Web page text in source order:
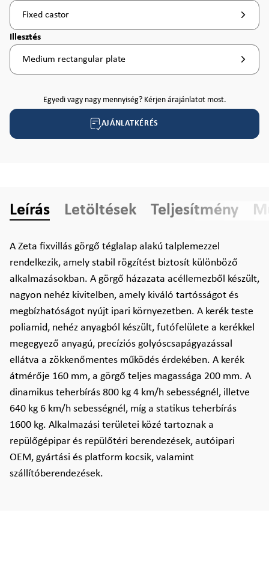
Fixed castor
Válasszon
Illesztés
Medium rectangular plate
Egyedi vagy nagy mennyiség? Kérjen árajánlatot most.
AJÁNLATKÉRÉS
Leírás Letöltések Teljesítmény
A Zeta fixvillás görgő téglalap alakú talplemezzel
rendelkezik, amely stabil rögzítést biztosít különböző
alkalmazásokban. A görgő házazata acéllemezből készült,
nagyon nehéz kivitelben, amely kiváló tartósságot és
megbízhatóságot nyújt ipari környezetben. A kerék teste
poliamid, nehéz anyagból készült, futófelülete a kerékkel
megegyező anyagú, precíziós golyóscsapágyazással
ellátva a zökkenőmentes működés érdekében. A kerék
átmérője 160 mm, a görgő teljes magassága 200 mm. A
dinamikus teherbírás 800 kg 4 km/h sebességnél, illetve
640 kg 6 km/h sebességnél, míg a statikus teherbírás
1600 kg. Alkalmazási területei közé tartoznak a
repülőgépipar és repülőtéri berendezések, autóipari
OEM, gyártási és platform kocsik, valamint
szállítóberendezések.